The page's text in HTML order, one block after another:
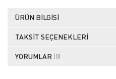
ÜRÜN BILGISI
TAKSIT SEÇENEKLERI
YORUMLAR (0)